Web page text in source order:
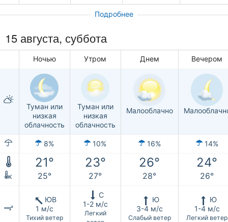
Подробнее
15 августа, суббота
Ночью Утром Днем Вечером
Туман или
низкая
облачность
Туман или
низкая
облачность
Малооблачно
8% 10% 16% 14%
21° 23° 26° 24°
к 25° 27° 28° 26°
ЮВ
1 м/с
Тихий ветер
С
1-2 м/с
Легкий
Ю
3-4 м/с
Слабый ветер
Ю
1-4 м/с
Легкий ветер